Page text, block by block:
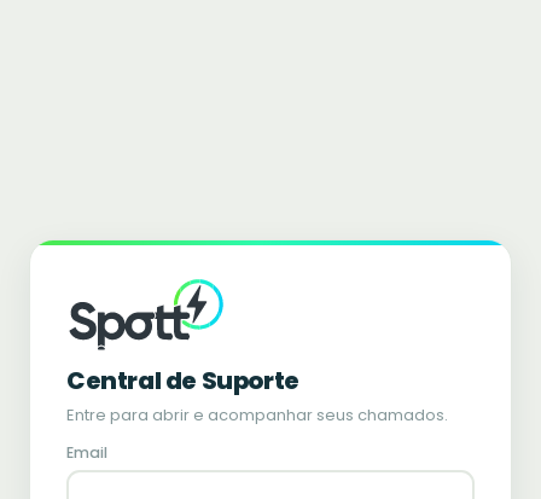
Central de Suporte
Entre para abrir e acompanhar seus chamados.
Email